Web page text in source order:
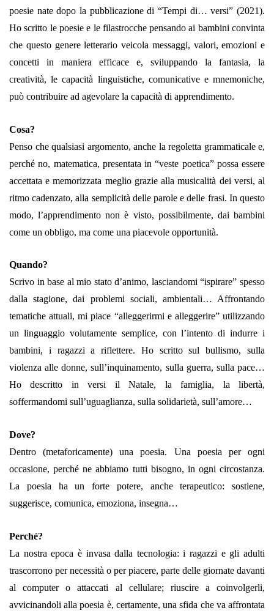
poesie nate dopo la pubblicazione di “Tempi di… versi” (2021).
Ho scritto le poesie e le filastrocche pensando ai bambini convinta
che questo genere letterario veicola messaggi, valori, emozioni e
concetti in maniera efficace e, sviluppando la fantasia, la
creatività, le capacità linguistiche, comunicative e mnemoniche,
può contribuire ad agevolare la capacità di apprendimento.
Cosa?
Penso che qualsiasi argomento, anche la regoletta grammaticale e,
perché no, matematica, presentata in “veste poetica” possa essere
accettata e memorizzata meglio grazie alla musicalità dei versi, al
ritmo cadenzato, alla semplicità delle parole e delle frasi. In questo
modo, l’apprendimento non è visto, possibilmente, dai bambini
come un obbligo, ma come una piacevole opportunità.
Quando?
Scrivo in base al mio stato d’animo, lasciandomi “ispirare” spesso
dalla stagione, dai problemi sociali, ambientali… Affrontando
tematiche attuali, mi piace “alleggerirmi e alleggerire” utilizzando
un linguaggio volutamente semplice, con l’intento di indurre i
bambini, i ragazzi a riflettere. Ho scritto sul bullismo, sulla
violenza alle donne, sull’inquinamento, sulla guerra, sulla pace…
Ho descritto in versi il Natale, la famiglia, la libertà,
soffermandomi sull’uguaglianza, sulla solidarietà, sull’amore…
Dove?
Dentro (metaforicamente) una poesia. Una poesia per ogni
occasione, perché ne abbiamo tutti bisogno, in ogni circostanza.
La poesia ha un forte potere, anche terapeutico: sostiene,
suggerisce, comunica, emoziona, insegna…
Perché?
La nostra epoca è invasa dalla tecnologia: i ragazzi e gli adulti
trascorrono per necessità o per piacere, parte delle giornate davanti
al computer o attaccati al cellulare; riuscire a coinvolgerli,
avvicinandoli alla poesia è, certamente, una sfida che va affrontata